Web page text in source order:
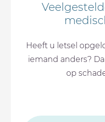
Heeft u letsel
iemand anders?
op